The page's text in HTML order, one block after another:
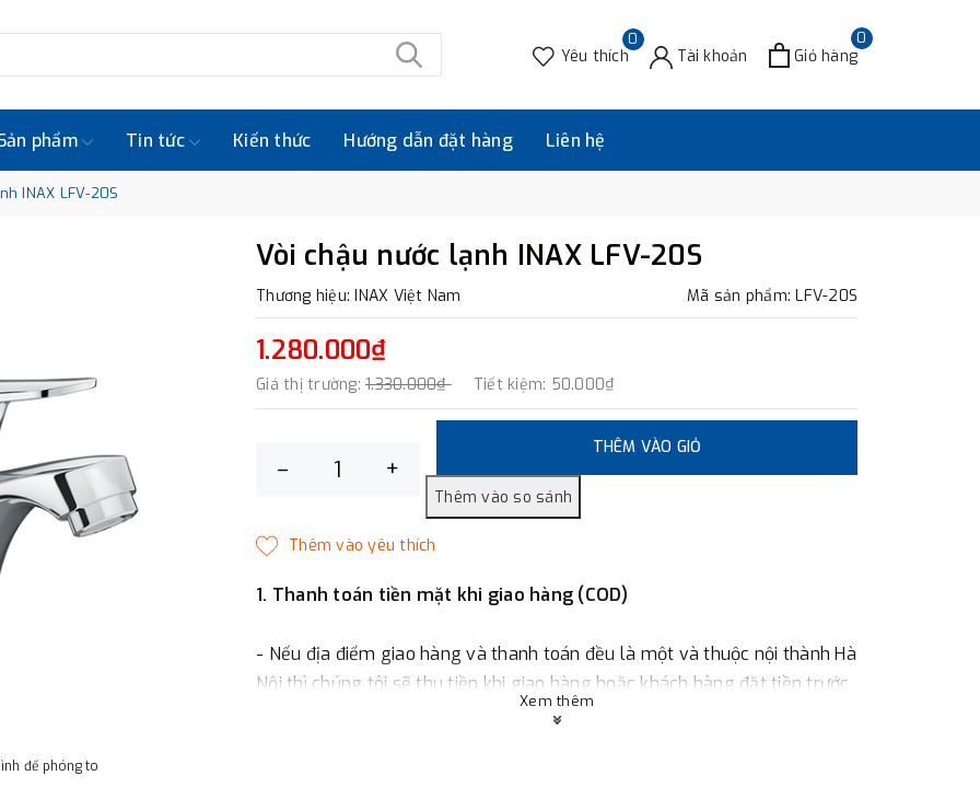
0
Yêu thích Tài khoản
0
Giỏ hàng
phẩm Tin tức Kiến thức Hướng dẫn đặt hàng Liên hệ
INAX LFV-20S
để phóng to
Vòi chậu nước lạnh INAX LFV-20S
Thương hiệu: INAX Việt Nam Mã sản phẩm: LFV-20S
1.280.000₫
Giá thị trường: 1.330.000₫ Tiết kiệm: 50.000₫
– +
THÊM VÀO GIỎ
1. Thanh toán tiền mặt khi giao hàng (COD)
- Nếu địa điểm giao hàng và thanh toán đều là một và thuộc nội thành Hà
Nội thì chúng tôi sẽ thu tiền khi giao hàng hoặc khách hàng đặt tiền trước
một phần giá trị đơn hàng tùy thuộc vào đơn hàng.
Xem thêm